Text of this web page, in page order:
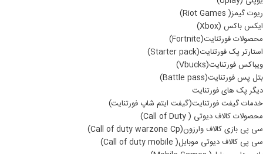
ریوت گیمز( Riot Games)
ایکس باکس (Xbox)
محصولات فورتنایت(Fortnite)
استارتر پک فورتنایت(Starter pack)
ویباکس فورتنایت(Vbucks)
بتل پس فورتنایت(Battle pass)
دیگر پک های فورتنایت
خدمات گیفت فورتنایت(گیفت ایتم شاپ فورتنایت)
محصولات کالاف دیوتی ( Call of Duty)
سی پی بازی کالاف وارزون(Call of duty warzone Cp)
سی پی کالاف دیوتی موبایل( Call of duty mobile)